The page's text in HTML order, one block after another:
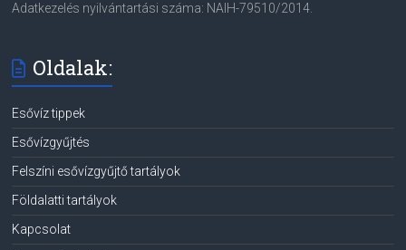
Adatkezelés nyilvántartási száma: NAIH-79510/2014.
Oldalak:
Esővíz tippek
Esővízgyűjtés
Felszíni esővízgyűjtő tartályok
Földalatti tartályok
Kapcsolat